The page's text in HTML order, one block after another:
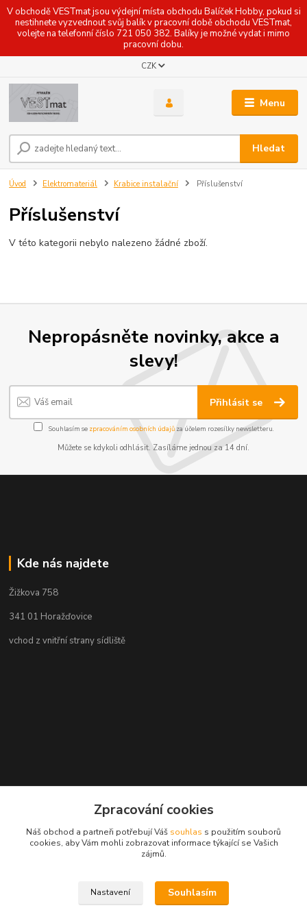
V obchodě VESTmat jsou výdejní místa obchodu Balíček Hobby, pokud si
nestihnete vyzvednout svůj balík v pracovní době obchodu VESTmat,
volejte na telefonní číslo 721 050 382. Balíky je možné vydat i mimo
pracovní dobu.
Menu
CZK
Hledat
Úvod Elektromateriál Krabice instalační Příslušenství
Příslušenství
V této kategorii nebylo nalezeno žádné zboží.
Nepropásněte novinky, akce a
slevy!
Přihlásit se
Souhlasím se zpracováním osobních údajůza účelem rozesílky newsletteru.
Můžete se kdykoli odhlásit. Zasíláme jednou za 14 dní.
Kde nás najdete
Žižkova 758
341 01 Horažďovice
vchod z vnitřní strany sídliště
Zpracování cookies
Náš obchod a partneři potřebují Váš souhlas s použitím souborů
cookies, aby Vám mohli zobrazovat informace týkající se Vašich
zájmů.
Nastavení Souhlasím